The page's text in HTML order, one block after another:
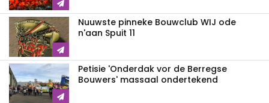
Nuuwste pinneke Bouwclub WIJ ode
n'aan Spuit 11
Petisie 'Onderdak vor de Berregse
Bouwers' massaal ondertekend